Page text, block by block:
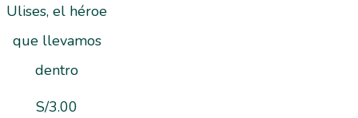
Ulises, el héroe
que llevamos
dentro
S/3.00